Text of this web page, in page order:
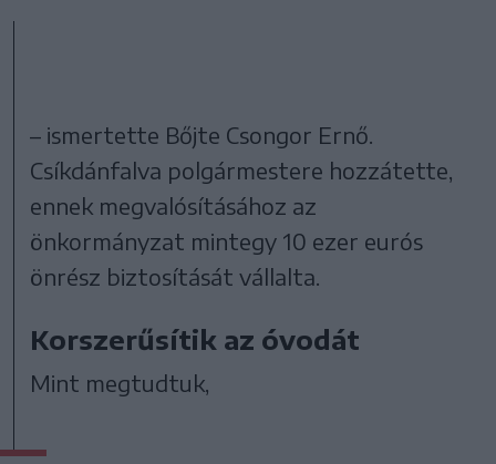
– ismertette Bőjte Csongor Ernő.
Csíkdánfalva polgármestere hozzátette,
ennek megvalósításához az
önkormányzat mintegy 10 ezer eurós
önrész biztosítását vállalta.
Korszerűsítik az óvodát
Mint megtudtuk,